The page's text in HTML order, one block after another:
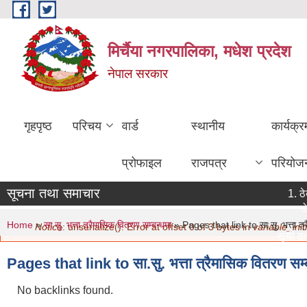
Skip to main content
मिर्चैया नगरपालिका, मधेश प्रदेश
नेपाल सरकार
गृहपृष्ठ परिचय वार्ड
प्रोफाइल
स्थानीय
राजपत्र
सूचना तथा समाचार
सूची
नविकरण
Error message
Notice: unserialize(): Error at offset 0 of 3 bytes in
You are here
Home »सा.सु. भत्ता त्रैमासिक वितरण सम्बन्धमा» Pages that link to सा.सु. भत्ता
Pages that link to सा.सु. भत्ता त्रैमासिक वितरण
No backlinks found.